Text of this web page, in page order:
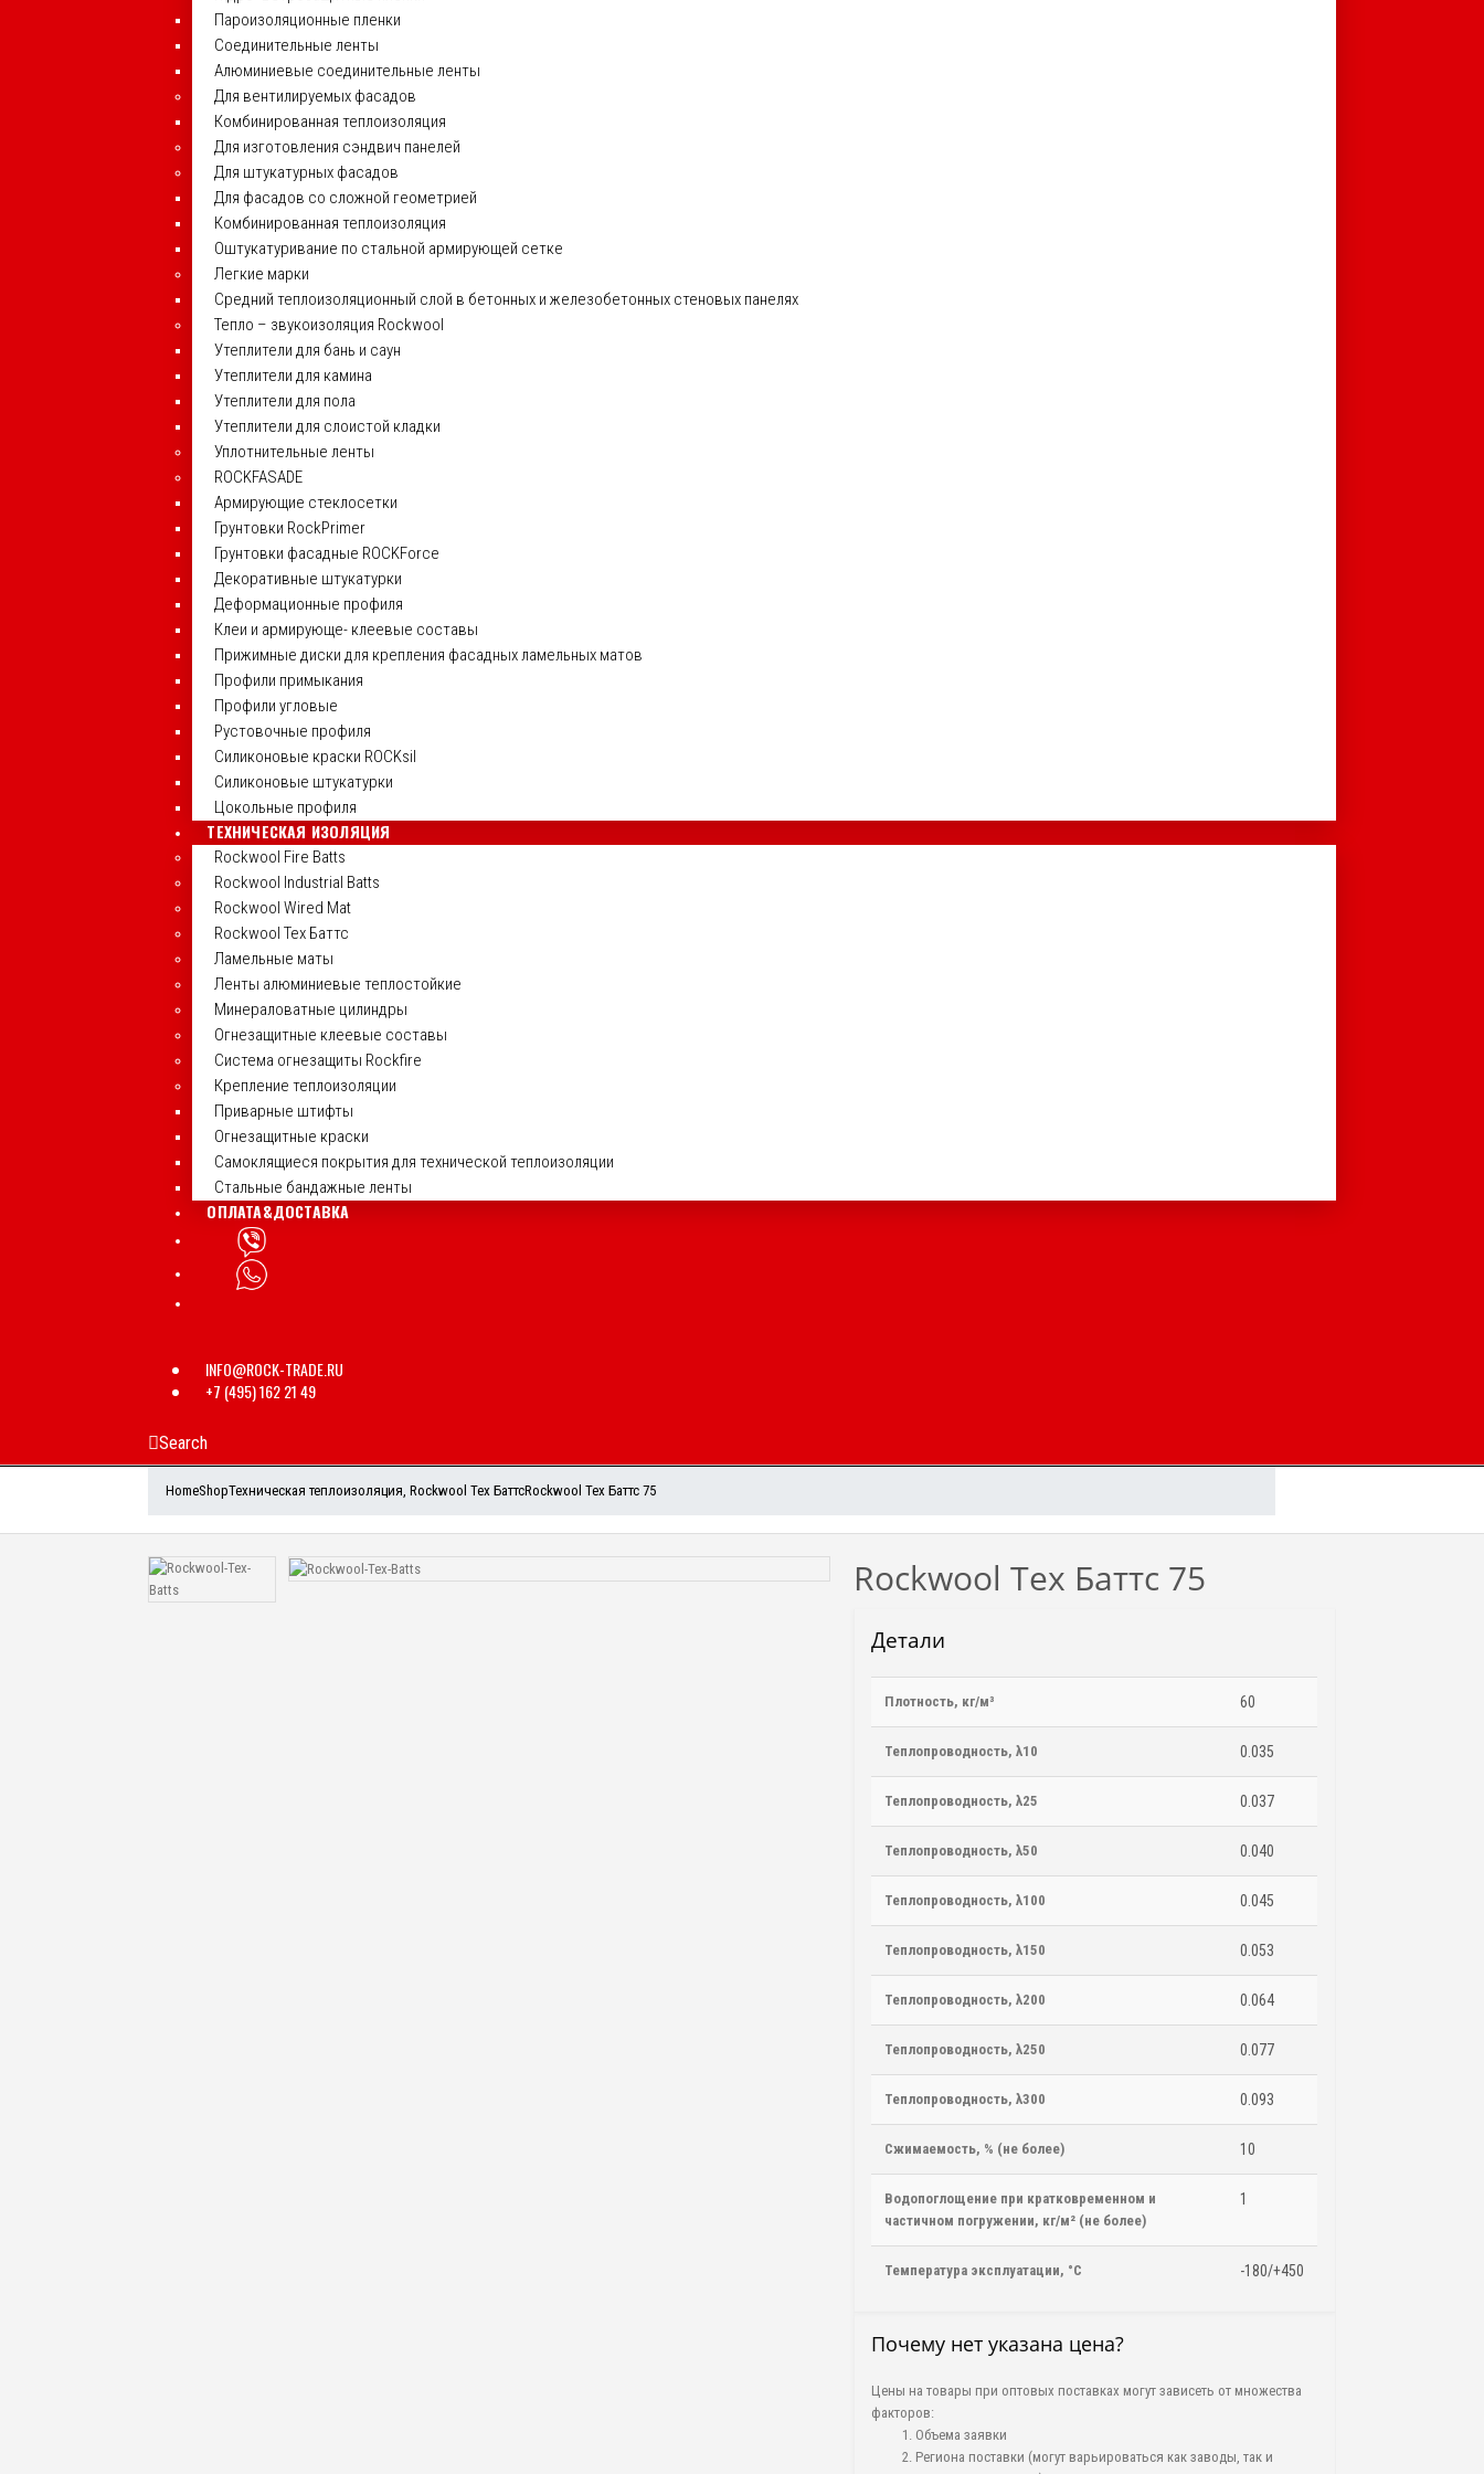
Пароизоляционные пленки
Соединительные ленты
Алюминиевые соединительные ленты
Для вентилируемых фасадов
Комбинированная теплоизоляция
Для изготовления сэндвич панелей
Для штукатурных фасадов
Для фасадов со сложной геометрией
Комбинированная теплоизоляция
Оштукатуривание по стальной армирующей сетке
Легкие марки
Средний теплоизоляционный слой в бетонных и железобетонных стеновых панелях
Тепло – звукоизоляция Rockwool
Утеплители для бань и саун
Утеплители для камина
Утеплители для пола
Утеплители для слоистой кладки
Уплотнительные ленты
ROCKFASADE
Армирующие стеклосетки
Грунтовки RockPrimer
Грунтовки фасадные ROCKForce
Декоративные штукатурки
Деформационные профиля
Клеи и армирующе- клеевые составы
Прижимные диски для крепления фасадных ламельных матов
Профили примыкания
Профили угловые
Рустовочные профиля
Силиконовые краски ROCKsil
Силиконовые штукатурки
Цокольные профиля
ТЕХНИЧЕСКАЯ ИЗОЛЯЦИЯ
Rockwool Fire Batts
Rockwool Industrial Batts
Rockwool Wired Mat
Rockwool Тех Баттс
Ламельные маты
Ленты алюминиевые теплостойкие
Минераловатные цилиндры
Огнезащитные клеевые составы
Система огнезащиты Rockfire
Крепление теплоизоляции
Приварные штифты
Огнезащитные краски
Самоклящиеся покрытия для технической теплоизоляции
Стальные бандажные ленты
ОПЛАТА&ДОСТАВКА
INFO@ROCK-TRADE.RU
+7 (495) 162 21 49
Search
HomeShopТехническая теплоизоляция,Rockwool Тех БаттсRockwool Тех Баттс 75
Rockwool Тех Баттс 75
Детали
Плотность, кг/м³ 60
Теплопроводность, λ10 0.035
Теплопроводность, λ25 0.037
Теплопроводность, λ50 0.040
Теплопроводность, λ100 0.045
Теплопроводность, λ150 0.053
Теплопроводность, λ200 0.064
Теплопроводность, λ250 0.077
Теплопроводность, λ300 0.093
Сжимаемость, % (не более) 10
Водопоглощение при кратковременном и
частичном погружении, кг/м² (не более)
1
Температура эксплуатации, °C -180/+450
Почему нет указана цена?
Цены на товары при оптовых поставках могут зависеть от множества
факторов:
Объема заявки
Региона поставки (могут варьироваться как заводы, так и